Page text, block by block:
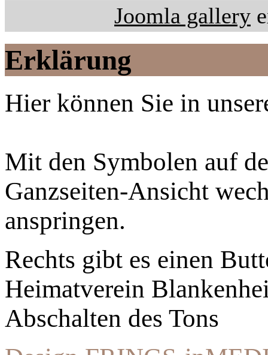
Joomla gallery
Erklärung
Hier können Sie in
Mit den Symbolen auf
Ganzseiten-Ansicht
anspringen.
Rechts gibt es einen
Heimatverein
Abschalten des Tons